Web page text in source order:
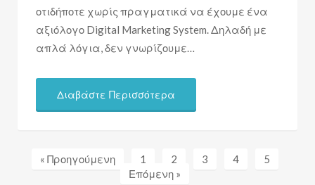
οτιδήποτε χωρίς πραγματικά να έχουμε ένα
αξιόλογο Digital Marketing System. Δηλαδή με
απλά λόγια, δεν γνωρίζουμε…
Διαβάστε Περισσότερα
« Προηγούμενη 1 2 3 4
5
Επόμενη »